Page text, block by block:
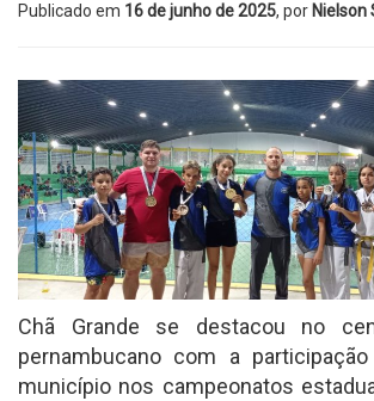
Publicado em 16 de junho de 2025, por Nielson
Chã Grande se destacou no
pernambucano com a
município nos campeonatos